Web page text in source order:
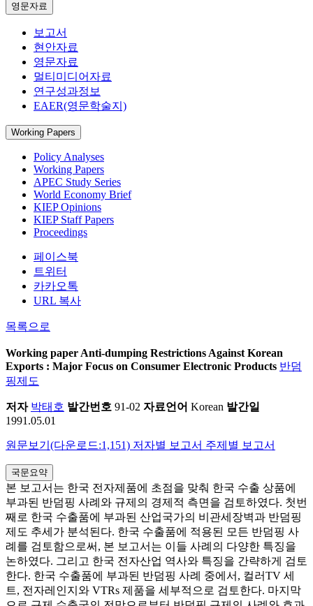
영문자료
보고서
현안자료
영문자료
멀티미디어자료
연구성과정보
EAER(영문학술지)
Working Papers
Policy Analyses
Working Papers
APEC Study Series
World Economy Brief
KIEP Opinions
KIEP Staff Papers
Proceedings
페이스북
트위터
카카오톡
URL 복사
목록으로
Working paper Anti-dumping Restrictions Against Korean
Exports : Major Focus on Consumer Electronic Products 반덤
핑제도
저자 박태호 발간번호 91-02 자료언어 Korean 발간일
1991.05.01
원문보기(다운로드:1,151) 저자별 보고서 주제별 보고서
국문요약
본 보고서는 한국 전자제품에 초점을 맞춰 한국 수출 상품에
부과된 반덤핑 사례와 규제의 경제적 측면을 검토하였다. 첫번
째로 한국 수출품에 부과된 산업국가의 비관세장벽과 반덤핑
제도 추세가 분석된다. 한국 수출품에 적용된 모든 반덤핑 사
례를 검토함으로써, 본 보고서는 이들 사례의 다양한 특징을
논하였다. 그리고 한국 전자산업 역사와 특징을 간략하게 검토
한다. 한국 수출품에 부과된 반덤핑 사례 중에서, 컬러TV 세
트, 전자레인지와 VTRs 제품을 세부적으로 검토한다. 마지막